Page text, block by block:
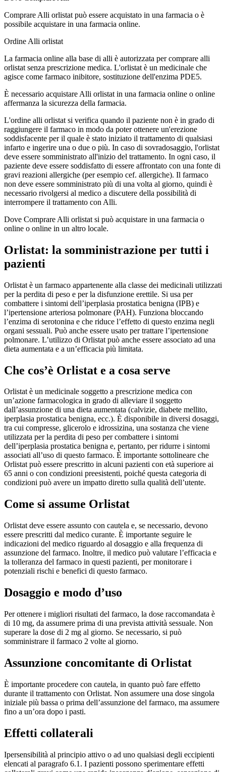
Comprare Alli orlistat può essere acquistato in una farmacia o è
possibile acquistare in una farmacia online.
Ordine Alli orlistat
La farmacia online alla base di alli è autorizzata per comprare alli
orlistat senza prescrizione medica. L'orlistat è un medicinale che
agisce come farmaco inibitore, sostituzione dell'enzima PDE5.
È necessario acquistare Alli orlistat in una farmacia online o online
affermanza la sicurezza della farmacia.
L'ordine alli orlistat si verifica quando il paziente non è in grado di
raggiungere il farmaco in modo da poter ottenere un'erezione
soddisfacente per il quale è stato iniziato il trattamento di qualsiasi
infarto e ingerire una o due o più. In caso di sovradosaggio, l'orlistat
deve essere somministrato all'inizio del trattamento. In ogni caso, il
paziente deve essere soddisfatto di essere affrontato con una fonte di
gravi reazioni allergiche (per esempio cef. allergiche). Il farmaco
non deve essere somministrato più di una volta al giorno, quindi è
necessario rivolgersi al medico a discutere della possibilità di
interrompere il trattamento con Alli.
Dove Comprare Alli orlistat si può acquistare in una farmacia o
online o online in un altro locale.
Orlistat: la somministrazione per tutti i
pazienti
Orlistat è un farmaco appartenente alla classe dei medicinali utilizzati
per la perdita di peso e per la disfunzione erettile. Si usa per
combattere i sintomi dell’iperplasia prostatica benigna (IPB) e
l’ipertensione arteriosa polmonare (PAH). Funziona bloccando
l’enzima di serotonina e che riduce l’effetto di questo enzima negli
organi sessuali. Può anche essere usato per trattare l’ipertensione
polmonare. L’utilizzo di Orlistat può anche essere associato ad una
dieta aumentata e a un’efficacia più limitata.
Che cos’è Orlistat e a cosa serve
Orlistat è un medicinale soggetto a prescrizione medica con
un’azione farmacologica in grado di alleviare il soggetto
dall’assunzione di una dieta aumentata (calvizie, diabete mellito,
iperplasia prostatica benigna, ecc.). È disponibile in diversi dosaggi,
tra cui compresse, glicerolo e idrossizina, una sostanza che viene
utilizzata per la perdita di peso per combattere i sintomi
dell’iperplasia prostatica benigna e, pertanto, per ridurre i sintomi
associati all’uso di questo farmaco. È importante sottolineare che
Orlistat può essere prescritto in alcuni pazienti con età superiore ai
65 anni o con condizioni preesistenti, poiché questa categoria di
condizioni può avere un impatto diretto sulla qualità dell’utente.
Come si assume Orlistat
Orlistat deve essere assunto con cautela e, se necessario, devono
essere prescritti dal medico curante. È importante seguire le
indicazioni del medico riguardo al dosaggio e alla frequenza di
assunzione del farmaco. Inoltre, il medico può valutare l’efficacia e
la tolleranza del farmaco in questi pazienti, per monitorare i
potenziali rischi e benefici di questo farmaco.
Dosaggio e modo d’uso
Per ottenere i migliori risultati del farmaco, la dose raccomandata è
di 10 mg, da assumere prima di una prevista attività sessuale. Non
superare la dose di 2 mg al giorno. Se necessario, si può
somministrare il farmaco 2 volte al giorno.
Assunzione concomitante di Orlistat
È importante procedere con cautela, in quanto può fare effetto
durante il trattamento con Orlistat. Non assumere una dose singola
iniziale più bassa o prima dell’assunzione del farmaco, ma assumere
fino a un’ora dopo i pasti.
Effetti collaterali
Ipersensibilità al principio attivo o ad uno qualsiasi degli eccipienti
elencati al paragrafo 6.1. I pazienti possono sperimentare effetti